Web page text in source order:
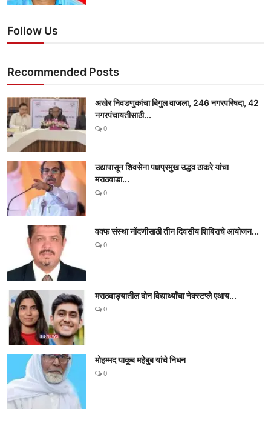
Follow Us
Recommended Posts
अखेर निवडणुकांचा बिगुल वाजला, 246 नगरपरिषदा, 42
नगरपंचायतीसाठी...
0
उद्यापासून शिवसेना पक्षप्रमुख उद्धव ठाकरे यांचा
मराठवाडा...
0
वक्फ संस्था नोंदणीसाठी तीन दिवसीय शिबिराचे आयोजन...
0
मराठवाड्यातील दोन विद्यार्थ्यांचा नेक्स्टप्ले एआय...
0
मोहम्मद याकूब महेबुब यांचे निधन
0